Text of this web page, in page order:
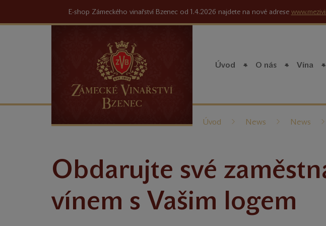
E-shop Zámeckého vinařství Bzenec od 1.4.2026 najdete na nové adrese
Úvod O nás Vína
Nacházíte
Úvod News News
Obdarujte své
vínem s Vašim logem